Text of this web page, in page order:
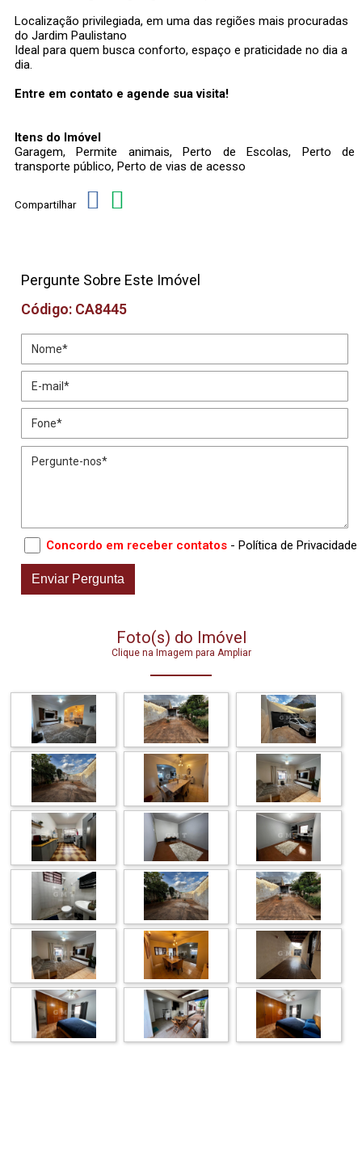
Localização privilegiada, em uma das regiões mais procuradas
do Jardim Paulistano
Ideal para quem busca conforto, espaço e praticidade no dia a
dia.
Entre em contato e agende sua visita!
Itens do Imóvel
Garagem, Permite animais, Perto de Escolas, Perto de
transporte público, Perto de vias de acesso
Compartilhar
Pergunte Sobre Este Imóvel
Código: CA8445
Concordo em receber contatos - Política de Privacidade
Foto(s) do Imóvel
Clique na Imagem para Ampliar